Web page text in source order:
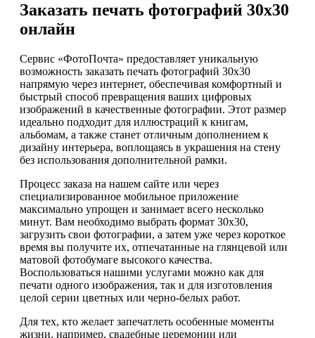
Заказать печать фотографий 30х30
онлайн
Сервис «ФотоПочта» предоставляет уникальную
возможность заказать печать фотографий 30х30
напрямую через интернет, обеспечивая комфортный и
быстрый способ превращения ваших цифровых
изображений в качественные фотографии. Этот размер
идеально подходит для иллюстраций к книгам,
альбомам, а также станет отличным дополнением к
дизайну интерьера, воплощаясь в украшения на стену
без использования дополнительной рамки.
Процесс заказа на нашем сайте или через
специализированное мобильное приложение
максимально упрощен и занимает всего несколько
минут. Вам необходимо выбрать формат 30х30,
загрузить свои фотографии, а затем уже через короткое
время вы получите их, отпечатанные на глянцевой или
матовой фотобумаге высокого качества.
Воспользоваться нашими услугами можно как для
печати одного изображения, так и для изготовления
целой серии цветных или черно-белых работ.
Для тех, кто желает запечатлеть особенные моменты
жизни, например, свадебные церемонии или